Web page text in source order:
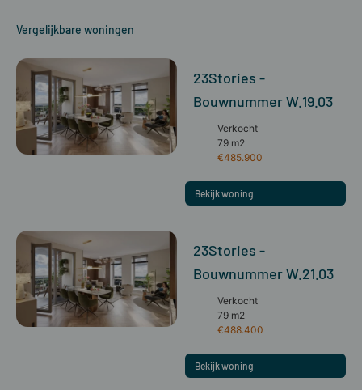
Vergelijkbare woningen
23Stories -
Bouwnummer W.19.03
Verkocht
79 m2
€485.900
Bekijk woning
23Stories -
Bouwnummer W.21.03
Verkocht
79 m2
€488.400
Bekijk woning